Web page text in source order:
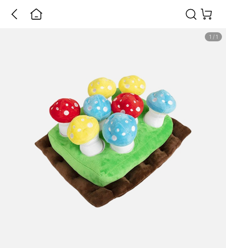
1 / 1